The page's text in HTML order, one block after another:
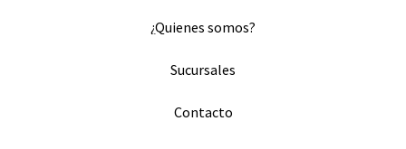
¿Quienes somos?
Sucursales
Contacto